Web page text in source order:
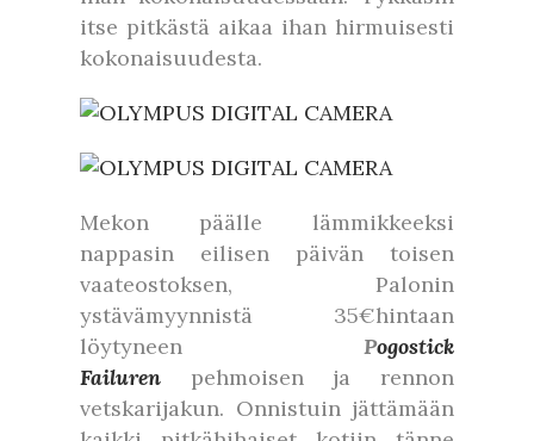
itse pitkästä aikaa ihan hirmuisesti
kokonaisuudesta.
Mekon päälle lämmikkeeksi
nappasin eilisen päivän toisen
vaateostoksen, Palonin
ystävämyynnistä 35€hintaan
löytyneen Pogostick
Failuren pehmoisen ja rennon
vetskarijakun. Onnistuin jättämään